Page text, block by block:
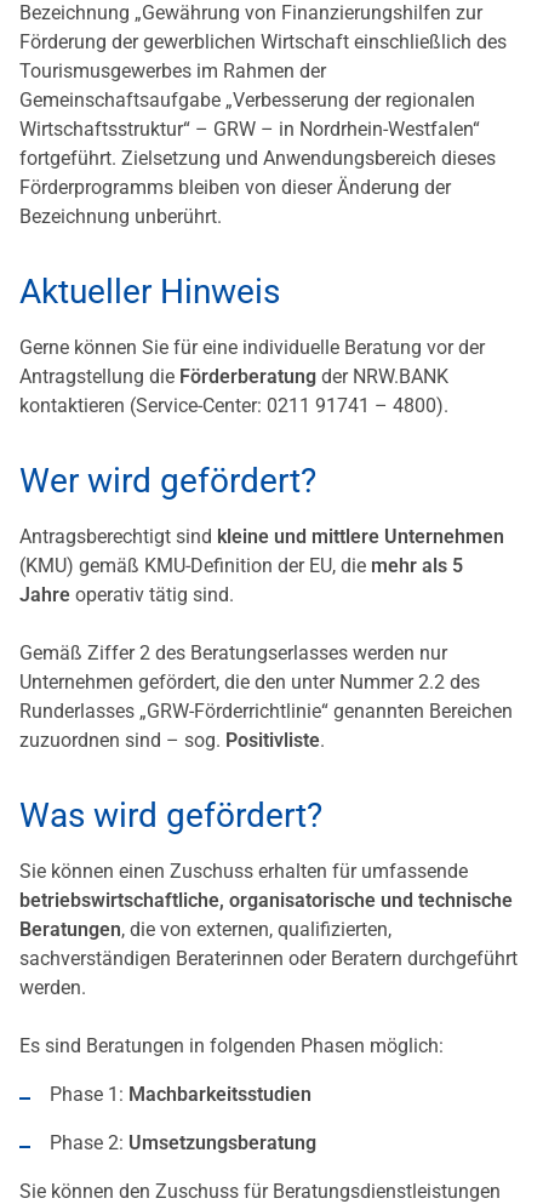
Bezeichnung „Gewährung von Finanzie­rungshilfen zur
Förderung der gewerblichen Wirtschaft einschließlich des
Tourismusgewerbes im Rahmen der
Gemeinschaftsaufgabe „Verbesserung der regionalen
Wirtschaftsstruktur“ – GRW – in Nordrhein-Westfalen“
fortgeführt. Zielsetzung und Anwendungsbereich dieses
Förderprogramms bleiben von dieser Änderung der
Bezeichnung unberührt.
Aktueller Hinweis
Gerne können Sie für eine individuelle Beratung vor der
Antragstellung die Förderberatung der NRW.BANK
kontaktieren (Service-Center: 0211 91741 – 4800).
Wer wird gefördert?
Antragsberechtigt sind kleine und mittlere Unternehmen
(KMU) gemäß KMU-Definition der EU, die mehr als 5
Jahre operativ tätig sind.
Gemäß Ziffer 2 des Beratungserlasses werden nur
Unternehmen gefördert, die den unter Nummer 2.2 des
Runderlasses „GRW-Förderrichtlinie“ genannten Bereichen
zuzuordnen sind – sog. Positivliste.
Was wird gefördert?
Sie können einen Zuschuss erhalten für umfassende
betriebswirtschaftliche, organisatorische und technische
Beratungen, die von externen, qualifizierten,
sachverständigen Beraterinnen oder Beratern durchgeführt
werden.
Es sind Beratungen in folgenden Phasen möglich:
Phase 1: Machbarkeitsstudien
Phase 2: Umsetzungsberatung
Sie können den Zuschuss für Beratungsdienstleistungen